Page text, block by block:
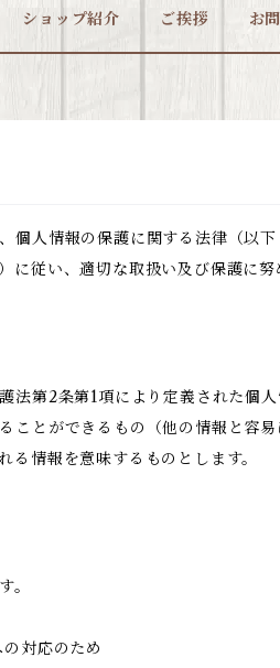
ショップ紹介 ご挨拶 お
個人情報の保護に関する法律（以
従い、適切な取扱い及び保護に努
第2条第1項により定義された個
とができるもの（他の情報と容
情報を意味するものとします。
。
対応のため